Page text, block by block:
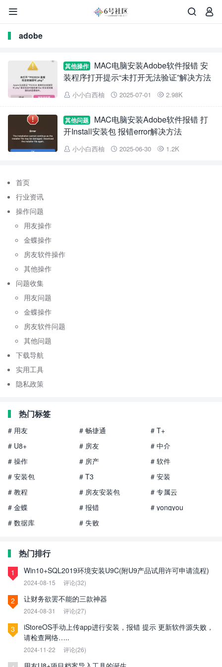



adobe
其他操作
MAC电脑安装Adobe软件报错 安
装程序打开提示“未打开无法验证”解决方法
 小小白西柚  2025-07-01  2.98K
其他问题
MAC电脑安装Adobe软件报错 打
开Install安装包 报错error解决方法
 小小白西柚  2025-06-30  1.2K
首页
行业资讯
操作问题
用友操作
金蝶操作
房友软件操作
其他操作
问题收集
用友问题
金蝶操作
房友软件问题
其他问题
下载导航
实用工具
隐私政策
热门标签
# 用友 # 畅捷通
# T+
# U8+
# 房友
# 中介
# 操作
# 房产
# 软件
# 安装包
# T3
# 安装
# 教程
# 房友安装包
# 专属云
# 金蝶
# 报错
# yongyou
# 数据库
# 失败
热门排行
1 Win10+SQL2019环境安装U9C(附U9产品试用许可申请流程)
2024-08-15 评论(32)
2 让财务欲罢不能的三款神器
2024-08-31 评论(27)
3
iStoreOS手动上传app进行安装，报错 提示 更新软件源失败，
请检查网络…..
2024-11-22 评论(26)